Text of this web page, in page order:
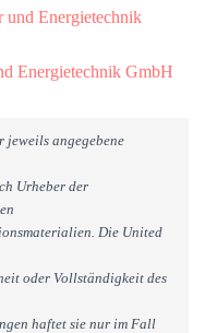
und Energietechnik
Energietechnik GmbH
jeweils angegebene
Urheber der
Die United
oder Vollständigkeit des
haftet sie nur im Fall